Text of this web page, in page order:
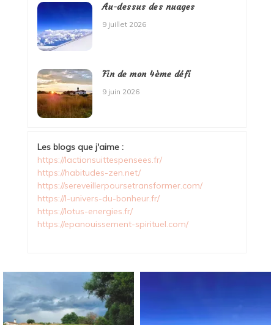
Au-dessus des nuages
9 juillet 2026
Fin de mon 4ème défi
9 juin 2026
Les blogs que j'aime :
https://lactionsuittespensees.fr/
https://habitudes-zen.net/
https://sereveillerpoursetransformer.com/
https://l-univers-du-bonheur.fr/
https://lotus-energies.fr/
https://epanouissement-spirituel.com/